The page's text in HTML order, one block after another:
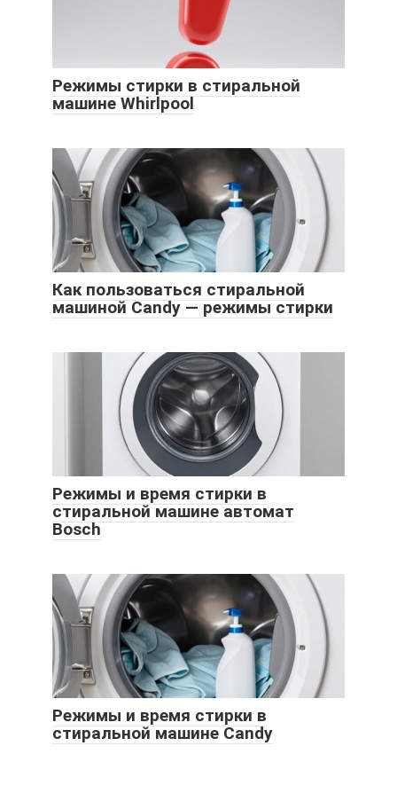
Режимы стирки в стиральной
машине Whirlpool
Как пользоваться стиральной
машиной Candy — режимы стирки
Режимы и время стирки в
стиральной машине автомат
Bosch
Режимы и время стирки в
стиральной машине Candy